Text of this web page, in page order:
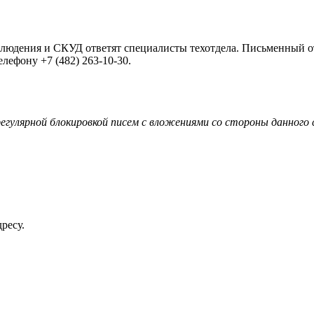
и СКУД ответят специалисты техотдела. Письменный
+7 (482) 263-10-30.
блокировкой писем с вложениями со стороны данного